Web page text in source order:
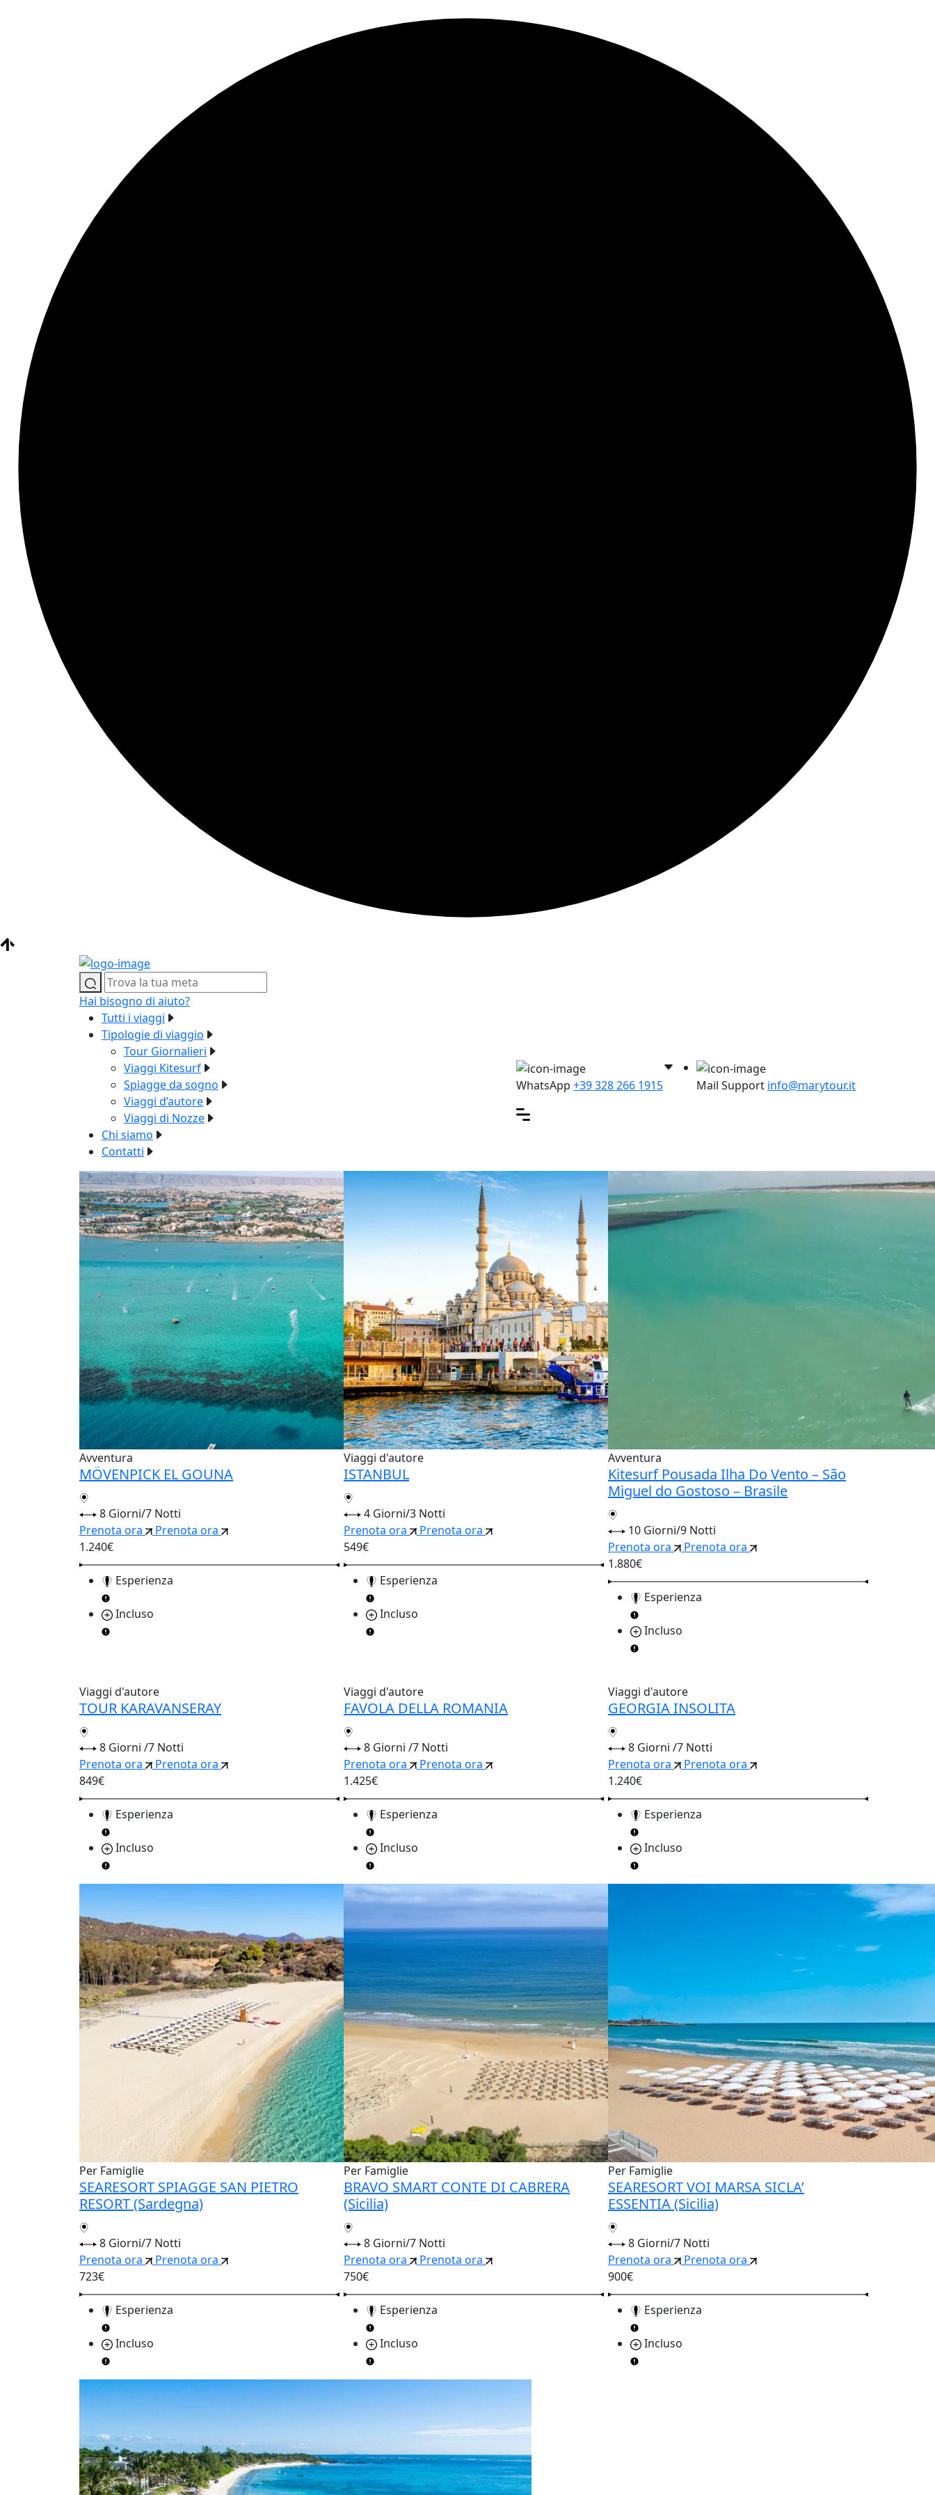
Hai bisogno di aiuto?
Tutti i viaggi
Tipologie di viaggio
Tour Giornalieri
Viaggi Kitesurf
Spiagge da sogno
Viaggi d’autore
Viaggi di Nozze
Chi siamo
Contatti
WhatsApp +39 328 266 1915 Mail Support info@marytour.it
Avventura
MÖVENPICK EL GOUNA
8 Giorni/7 Notti
Prenota ora
Prenota ora
1.240€
Esperienza
Incluso
Viaggi d'autore
ISTANBUL
4 Giorni/3 Notti
Prenota ora
Prenota ora
549€
Esperienza
Incluso
Avventura
Kitesurf Pousada Ilha Do Vento – São
Miguel do Gostoso – Brasile
10 Giorni/9 Notti
Prenota ora
Prenota ora
1.880€
Esperienza
Incluso
Viaggi d'autore
TOUR KARAVANSERAY
8 Giorni /7 Notti
Prenota ora
Prenota ora
849€
Esperienza
Incluso
Viaggi d'autore
FAVOLA DELLA ROMANIA
8 Giorni /7 Notti
Prenota ora
Prenota ora
1.425€
Esperienza
Incluso
Viaggi d'autore
GEORGIA INSOLITA
8 Giorni /7 Notti
Prenota ora
Prenota ora
1.240€
Esperienza
Incluso
Per Famiglie
SEARESORT SPIAGGE SAN PIETRO
RESORT (Sardegna)
8 Giorni/7 Notti
Prenota ora
Prenota ora
723€
Esperienza
Incluso
Per Famiglie
BRAVO SMART CONTE DI CABRERA
(Sicilia)
8 Giorni/7 Notti
Prenota ora
Prenota ora
750€
Esperienza
Incluso
Per Famiglie
SEARESORT VOI MARSA SICLA’
ESSENTIA (Sicilia)
8 Giorni/7 Notti
Prenota ora
Prenota ora
900€
Esperienza
Incluso